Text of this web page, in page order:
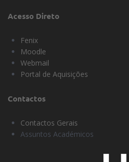
Acesso Direto
Fenix
Moodle
Webmail
Portal de Aquisições
Contactos
Contactos Gerais
Assuntos Académicos